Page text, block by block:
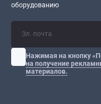
оборудованию
Нажимая на кнопку
на получение
материалов.